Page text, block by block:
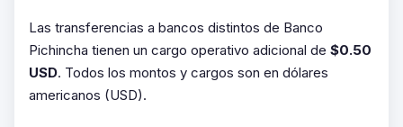
Las transferencias a bancos distintos de Banco
Pichincha tienen un cargo operativo adicional de $0.50
USD. Todos los montos y cargos son en dólares
americanos (USD).